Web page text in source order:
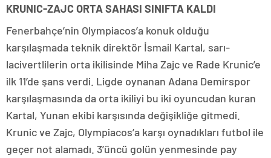
KRUNIC-ZAJC ORTA SAHASI SINIFTA KALDI
Fenerbahçe’nin Olympiacos’a konuk olduğu
karşılaşmada teknik direktör İsmail Kartal, sarı-
lacivertlilerin orta ikilisinde Miha Zajc ve Rade Krunic’e
ilk 11’de şans verdi. Ligde oynanan Adana Demirspor
karşılaşmasında da orta ikiliyi bu iki oyuncudan kuran
Kartal, Yunan ekibi karşısında değişikliğe gitmedi.
Krunic ve Zajc, Olympiacos’a karşı oynadıkları futbol ile
geçer not alamadı. 3’üncü golün yenmesinde pay